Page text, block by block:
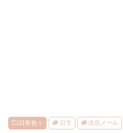
日常色々 日常 迷惑メール